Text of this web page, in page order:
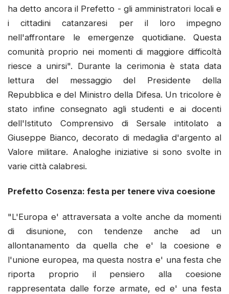
ha detto ancora il Prefetto - gli amministratori locali e
i cittadini catanzaresi per il loro impegno
nell'affrontare le emergenze quotidiane. Questa
comunità proprio nei momenti di maggiore difficoltà
riesce a unirsi". Durante la cerimonia è stata data
lettura del messaggio del Presidente della
Repubblica e del Ministro della Difesa. Un tricolore è
stato infine consegnato agli studenti e ai docenti
dell'Istituto Comprensivo di Sersale intitolato a
Giuseppe Bianco, decorato di medaglia d'argento al
Valore militare. Analoghe iniziative si sono svolte in
varie città calabresi.
Prefetto Cosenza: festa per tenere viva coesione
"L'Europa e' attraversata a volte anche da momenti
di disunione, con tendenze anche ad un
allontanamento da quella che e' la coesione e
l'unione europea, ma questa nostra e' una festa che
riporta proprio il pensiero alla coesione
rappresentata dalle forze armate, ed e' una festa